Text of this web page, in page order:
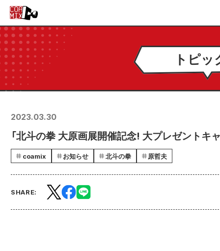
トピッ
2023.03.30
「北斗の拳 大原画展開催記念! 大プレゼントキ
coamix お知らせ 北斗の拳 原哲夫
SHARE: